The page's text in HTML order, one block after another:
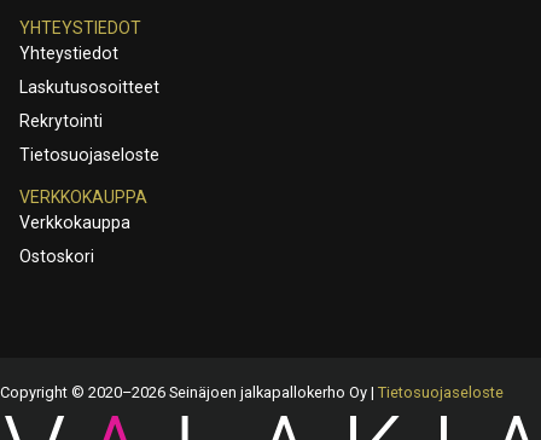
YHTEYSTIEDOT
Yhteystiedot
Laskutusosoitteet
Rekrytointi
Tietosuojaseloste
VERKKOKAUPPA
Verkkokauppa
Ostoskori
Copyright © 2020–2026 Seinäjoen jalkapallokerho Oy | Tietosuojaseloste